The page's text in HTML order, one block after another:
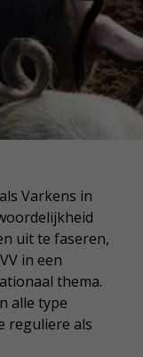
Varkens in
uit te faseren,
in een
thema.
alle type
reguliere als